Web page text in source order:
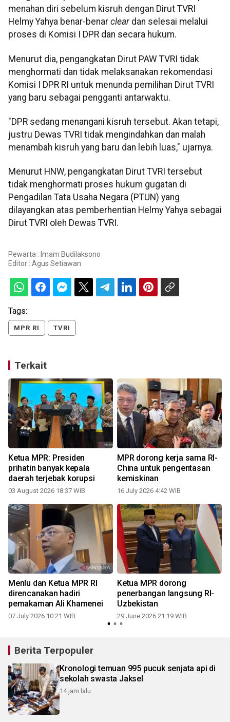
menahan diri sebelum kisruh dengan Dirut TVRI
Helmy Yahya benar-benar cleardan selesai melalui
proses di Komisi I DPR dan secara hukum.
Menurut dia, pengangkatan Dirut PAW TVRI tidak
menghormati dan tidak melaksanakan rekomendasi
Komisi I DPR RI untuk menunda pemilihan Dirut TVRI
yang baru sebagai pengganti antarwaktu.
"DPR sedang menangani kisruh tersebut. Akan tetapi,
justru Dewas TVRI tidak mengindahkan dan malah
menambah kisruh yang baru dan lebih luas," ujarnya.
Menurut HNW, pengangkatan Dirut TVRI tersebut
tidak menghormati proses hukum gugatan di
Pengadilan Tata Usaha Negara (PTUN) yang
dilayangkan atas pemberhentian Helmy Yahya sebagai
Dirut TVRI oleh Dewas TVRI.
Pewarta : Imam Budilaksono
Editor : Agus Setiawan
Tags:
MPR RI TVRI
Terkait
Ketua MPR: Presiden
prihatin banyak kepala
daerah terjebak korupsi
03 August 2026 18:37 WIB
MPR dorong kerja sama RI-
China untuk pengentasan
kemiskinan
16 July 2026 4:42 WIB
Menlu dan Ketua MPR RI
direncanakan hadiri
pemakaman Ali Khamenei
07 July 2026 10:21 WIB
Ketua MPR dorong
penerbangan langsung RI-
Uzbekistan
29 June 2026 21:19 WIB
Berita Terpopuler
Kronologi temuan 995 pucuk senjata api di
sekolah swasta Jaksel
14 jam lalu